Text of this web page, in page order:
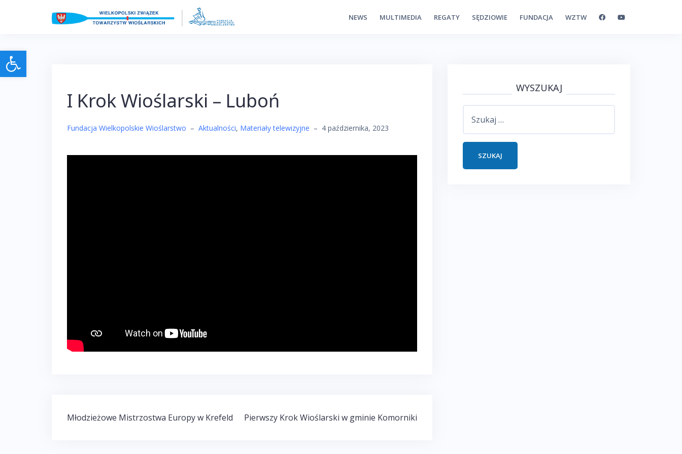
Otwórz pasek narzędzi
NEWS MULTIMEDIA REGATY SĘDZIOWIE FUNDACJA WZTW
I Krok Wioślarski – Luboń
Fundacja Wielkopolskie Wioślarstwo – Aktualności, Materiały telewizyjne – 4 października, 2023
Nawigacja
Młodzieżowe Mistrzostwa Europy w Krefeld Pierwszy Krok Wioślarski w gminie Komorniki
WYSZUKAJ